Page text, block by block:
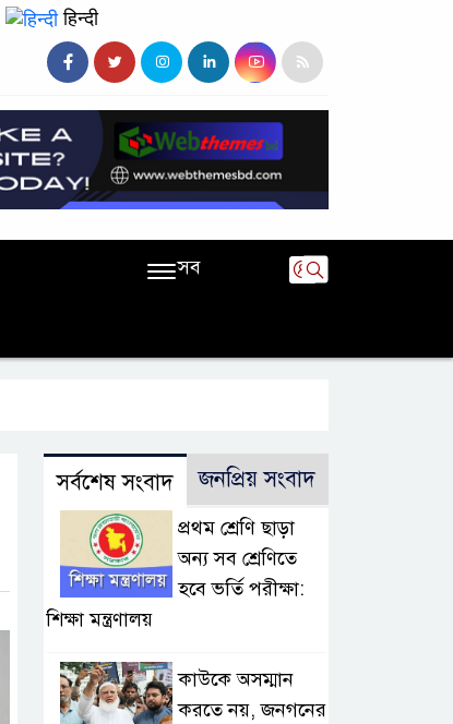
हिन्दी
সব
সর্বশেষ সংবাদ জনপ্রিয় সংবাদ
প্রথম শ্রেণি ছাড়া
অন্য সব শ্রেণিতে
হবে ভর্তি পরীক্ষা:
শিক্ষা মন্ত্রণালয়
কাউকে অসম্মান
করতে নয়, জনগনের